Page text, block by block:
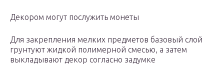
Декором могут послужить монеты
Для закрепления мелких предметов базовый слой
грунтуют жидкой полимерной смесью, а затем
выкладывают декор согласно задумке